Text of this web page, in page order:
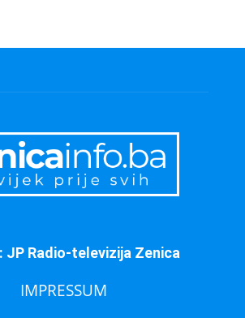
JP Radio-televizija Zenica
IMPRESSUM